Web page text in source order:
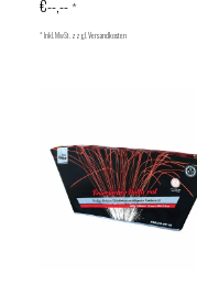
€--,-- *
* Inkl. MwSt. zzgl.Versandkosten